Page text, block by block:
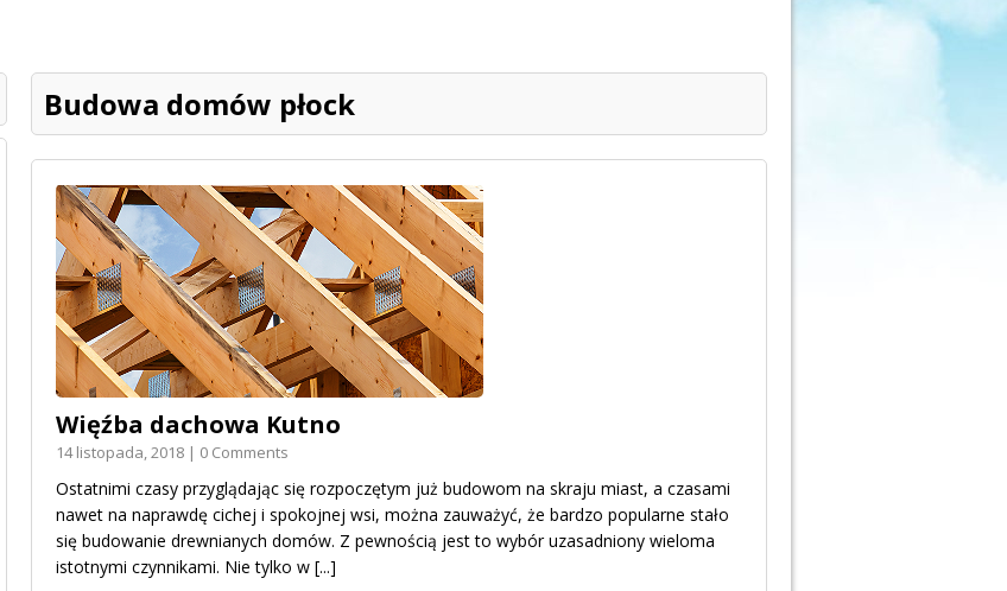
Budowa domów płock
Więźba dachowa Kutno
14 listopada, 2018 | 0 Comments
Ostatnimi czasy przyglądając się rozpoczętym już budowom na skraju miast, a czasami
nawet na naprawdę cichej i spokojnej wsi, można zauważyć, że bardzo popularne stało
się budowanie drewnianych domów. Z pewnością jest to wybór uzasadniony wieloma
istotnymi czynnikami. Nie tylko w [...]